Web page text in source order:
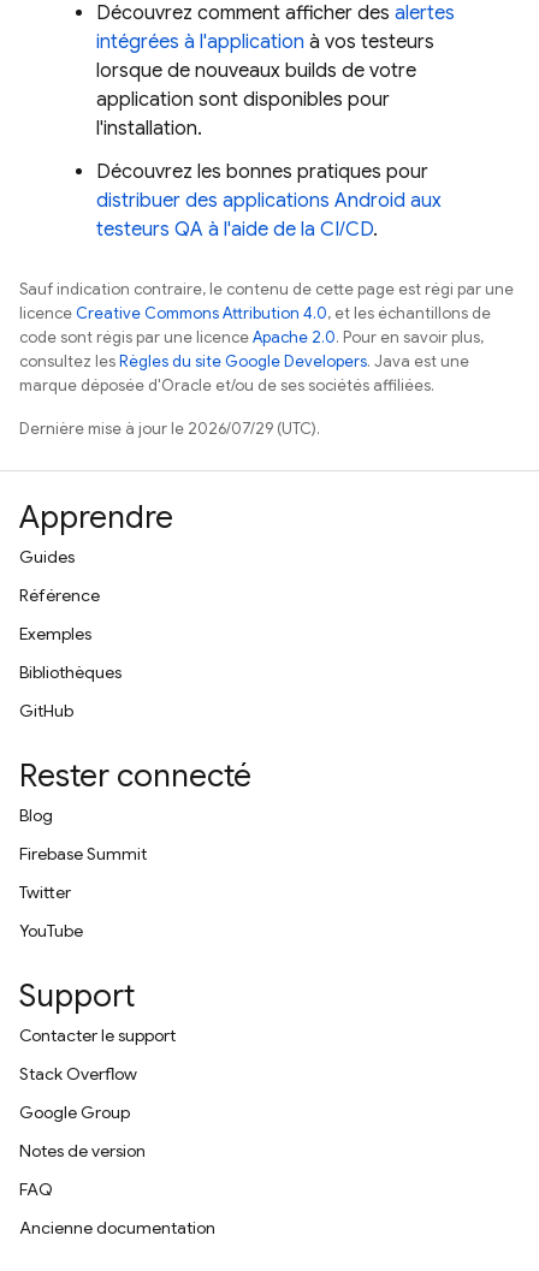
Découvrez comment afficher des alertes
intégrées à l'application à vos testeurs
lorsque de nouveaux builds de votre
application sont disponibles pour
l'installation.
Découvrez les bonnes pratiques pour
distribuer des applications Android aux
testeurs QA à l'aide de la CI/CD.
Sauf indication contraire, le contenu de cette page est régi par une
licenceCreative Commons Attribution 4.0, et les échantillons de
code sont régis par une licenceApache 2.0. Pour en savoir plus,
consultez lesRègles du site Google Developers. Java est une
marque déposée d'Oracle et/ou de ses sociétés affiliées.
Dernière mise à jour le 2026/07/29 (UTC).
Apprendre
Guides
Référence
Exemples
Bibliothèques
GitHub
Rester connecté
Blog
Firebase Summit
Twitter
YouTube
Support
Contacter le support
Stack Overflow
Google Group
Notes de version
FAQ
Ancienne documentation